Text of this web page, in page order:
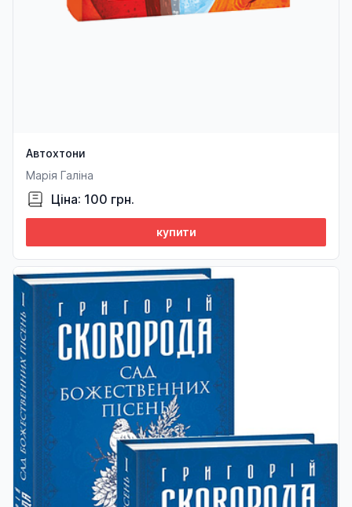
Автохтони
Марія Галіна
Ціна: 100 грн.
купити